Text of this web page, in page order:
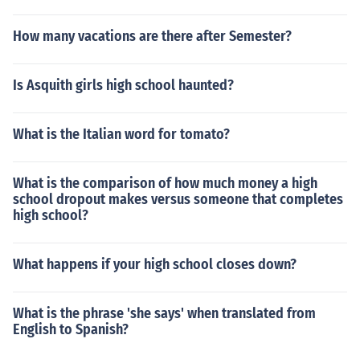
How many vacations are there after Semester?
Is Asquith girls high school haunted?
What is the Italian word for tomato?
What is the comparison of how much money a high
school dropout makes versus someone that completes
high school?
What happens if your high school closes down?
What is the phrase 'she says' when translated from
English to Spanish?